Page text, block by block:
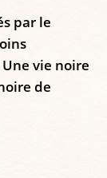
par le
vie noire
de